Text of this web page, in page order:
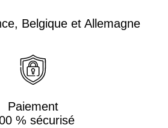
Belgique et Allemagne
Paiement
% sécurisé